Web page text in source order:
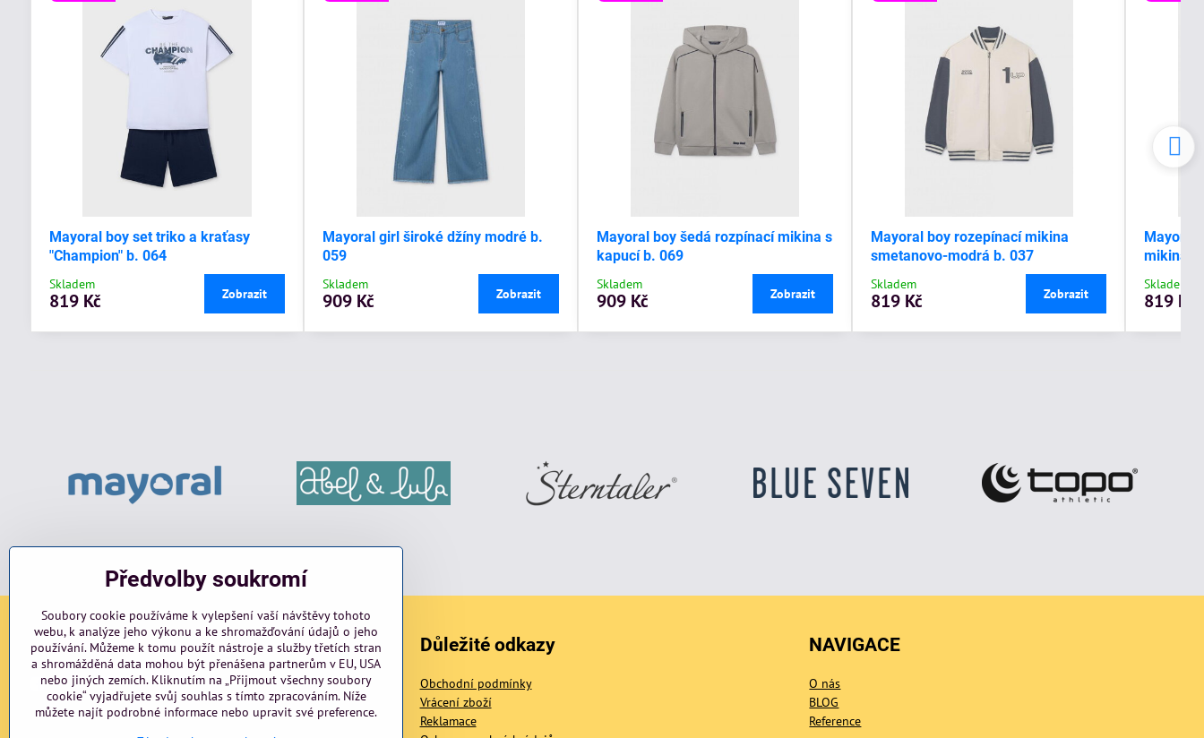
Mayoral boy set triko a kraťasy
"Champion" b. 064
Skladem
819 Kč Zobrazit
Mayoral girl široké džíny modré b.
059
Skladem
909 Kč Zobrazit
Mayoral boy šedá rozpínací mikina s
kapucí b. 069
Skladem
909 Kč Zobrazit
Mayoral boy rozepínací mikina
smetanovo-modrá b. 037
Skladem
819 Kč Zobrazit
Mayoral
mikina s
Skladem
819 Kč
Sociální sítě
Facebook Instagram blog
Důležité odkazy
Obchodní podmínky
Vrácení zboží
Reklamace
NAVIGACE
O nás
BLOG
Reference
Předvolby soukromí
Soubory cookie používáme k vylepšení vaší návštěvy tohoto
webu, k analýze jeho výkonu a ke shromažďování údajů o jeho
používání. Můžeme k tomu použít nástroje a služby třetích stran
a shromážděná data mohou být přenášena partnerům v EU, USA
nebo jiných zemích. Kliknutím na „Přijmout všechny soubory
cookie“ vyjadřujete svůj souhlas s tímto zpracováním. Níže
můžete najít podrobné informace nebo upravit své preference.